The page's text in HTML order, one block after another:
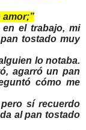
el trabajo, mi
tostado muy
lo notaba.
agarró un pan
cómo me
sí recuerdo
al pan tostado